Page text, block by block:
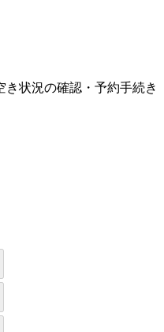
状況の確認・予約手続き